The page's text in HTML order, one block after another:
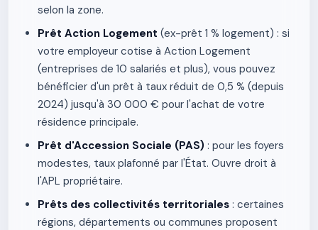
selon la zone.
Prêt Action Logement (ex-prêt 1 % logement) : si
votre employeur cotise à Action Logement
(entreprises de 10 salariés et plus), vous pouvez
bénéficier d'un prêt à taux réduit de 0,5 % (depuis
2024) jusqu'à 30 000 € pour l'achat de votre
résidence principale.
Prêt d'Accession Sociale (PAS) : pour les foyers
modestes, taux plafonné par l'État. Ouvre droit à
l'APL propriétaire.
Prêts des collectivités territoriales : certaines
régions, départements ou communes proposent